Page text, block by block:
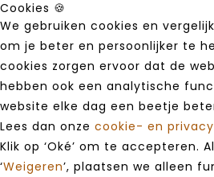
Cookies 🍪
We gebruiken cookies en
om je beter en persoonlijker te
cookies zorgen ervoor dat de
hebben ook een analytische
website elke dag een beetje
Lees dan onze cookie- en
Klik op ‘Oké’ om te accepteren.
‘Weigeren’, plaatsen we alleen